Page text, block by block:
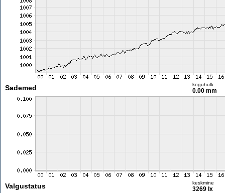
Sademed koguhulk
0.00 mm
Valgustatus keskmine
3269 lx